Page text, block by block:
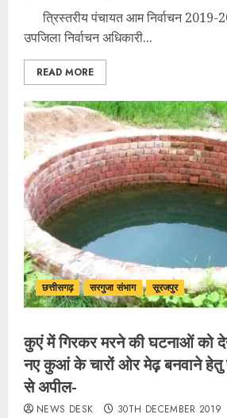
त्रिस्तरीय पंचायत आम निर्वाचन 2019-
उपजिला निर्वाचन अधिकारी...
READ MORE
छत्तीसगढ़ सरगुजा संभाग सूरजपुर
कुएं में गिरकर मरने की घटनाओं को
नए कुआं के चारों ओर मेढ़ बनवाने हेतु
से अपील-
NEWS DESK 30TH DECEMBER 2019